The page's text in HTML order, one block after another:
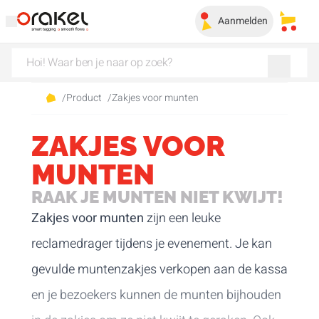
Aanmelden Mijn
/Product /Zakjes voor munten
ZAKJES VOOR
MUNTEN
RAAK JE MUNTEN NIET KWIJT!
Zakjes voor muntenzijn een leuke
reclamedrager tijdens je evenement. Je kan
gevulde muntenzakjes verkopen aan de kassa
en je bezoekers kunnen de munten bijhouden